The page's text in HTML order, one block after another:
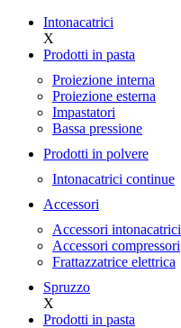
Intonacatrici
X
Prodotti in pasta
Proiezione interna
Proiezione esterna
Impastatori
Bassa pressione
Prodotti in polvere
Intonacatrici continue
Accessori
Accessori intonacatrici
Accessori compressori
Frattazzatrice elettrica
Spruzzo
X
Prodotti in pasta